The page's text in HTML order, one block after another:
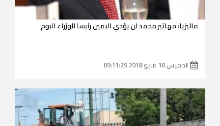
ماليزيا: مهاتير محمد لن يؤدي اليمين رئيسا للوزراء اليوم
الخميس 10 مايو 2018 09:11:29